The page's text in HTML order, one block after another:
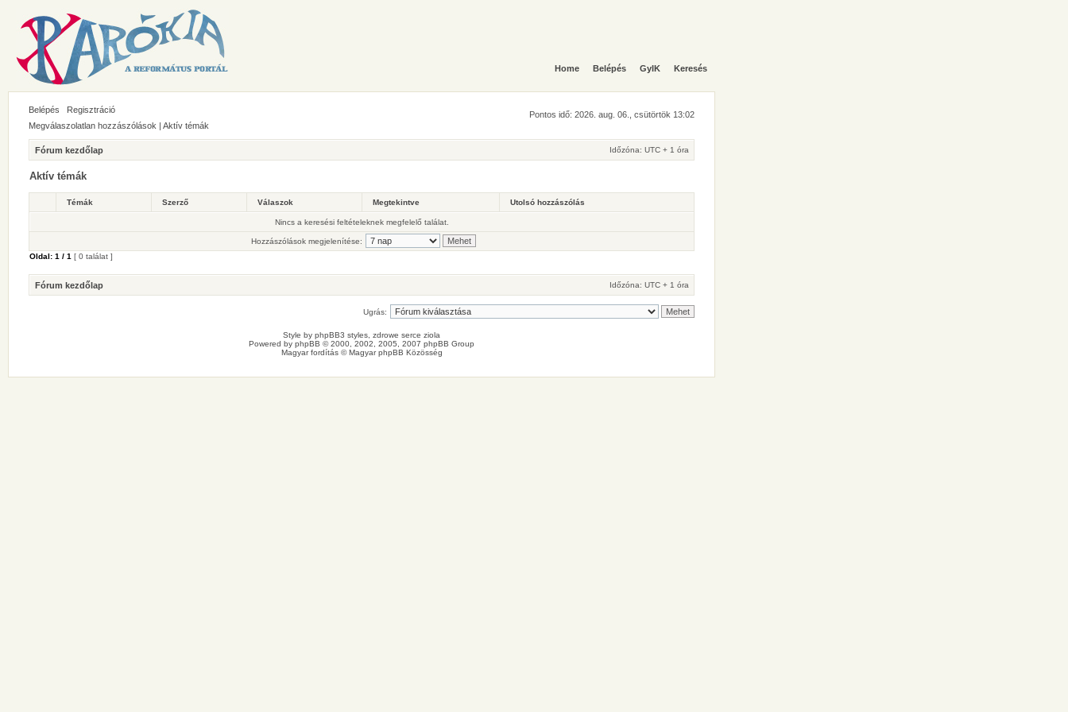
Home Belépés GyIK Keresés
Belépés Regisztráció
Pontos idő: 2026. aug. 06., csütörtök 13:02
Megválaszolatlan hozzászólások | Aktív témák
Fórum kezdőlap Időzóna: UTC + 1 óra
Aktív témák
Témák Szerző Válaszok Megtekintve Utolsó hozzászólás
Nincs a keresési feltételeknek megfelelő találat.
Hozzászólások megjelenítése:
Oldal: 1 / 1 [ 0 találat ]
Fórum kezdőlap Időzóna: UTC + 1 óra
Ugrás:
Style by phpBB3 styles , zdrowe serce ziola
Powered by phpBB © 2000, 2002, 2005, 2007 phpBB Group
Magyar fordítás ©Magyar phpBB Közösség